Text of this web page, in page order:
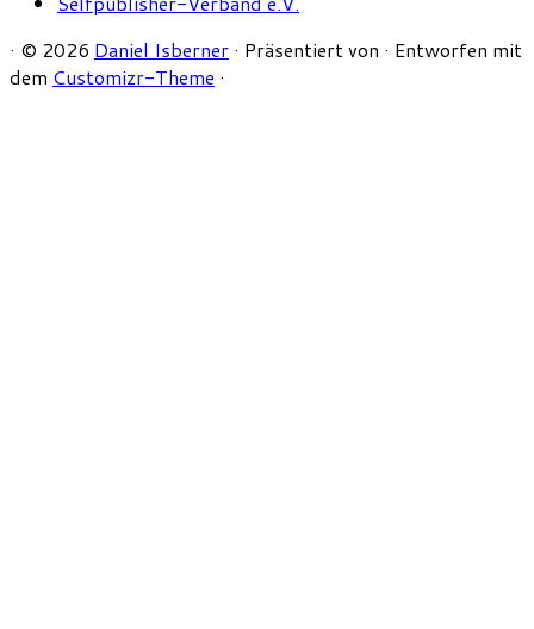
· © 2026 Daniel Isberner · Präsentiert von · Entworfen mit
dem Customizr-Theme ·